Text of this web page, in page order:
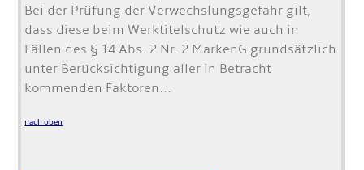
Bei der Prüfung der Verwechslungsgefahr gilt,
dass diese beim Werktitelschutz wie auch in
Fällen des § 14 Abs. 2 Nr. 2 MarkenG grundsätzlich
unter Berücksichtigung aller in Betracht
kommenden Faktoren...
nach oben